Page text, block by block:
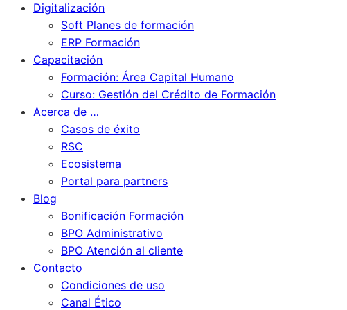
Digitalización
Soft Planes de formación
ERP Formación
Capacitación
Formación: Área Capital Humano
Curso: Gestión del Crédito de Formación
Acerca de …
Casos de éxito
RSC
Ecosistema
Portal para partners
Blog
Bonificación Formación
BPO Administrativo
BPO Atención al cliente
Contacto
Condiciones de uso
Canal Ético